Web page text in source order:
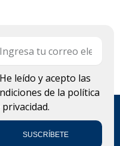
He leído y acepto las
de la política
privacidad.
SUSCRÍBETE